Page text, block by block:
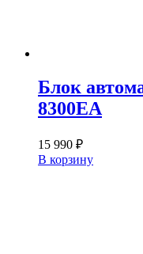
Блок
8300EA
15 990 ₽
В корзину